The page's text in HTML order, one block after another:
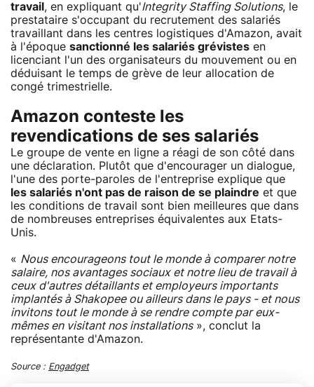
travail , en expliquant qu'Integrity Staffing Solutions, le
prestataire s'occupant du recrutement des salariés
travaillant dans les centres logistiques d'Amazon, avait
à l'époque sanctionné les salariés grévistes en
licenciant l'un des organisateurs du mouvement ou en
déduisant le temps de grève de leur allocation de
congé trimestrielle.
Amazon conteste les
revendications de ses salariés
Le groupe de vente en ligne a réagi de son côté dans
une déclaration. Plutôt que d'encourager un dialogue,
l'une des porte-paroles de l'entreprise explique que
les salariés n'ont pas de raison de se plaindre et que
les conditions de travail sont bien meilleures que dans
de nombreuses entreprises équivalentes aux Etats-
Unis.
« Nous encourageons tout le monde à comparer notre
salaire, nos avantages sociaux et notre lieu de travail à
ceux d'autres détaillants et employeurs importants
implantés à Shakopee ou ailleurs dans le pays - et nous
invitons tout le monde à se rendre compte par eux-
mêmes en visitant nos installations», conclut la
représentante d'Amazon.
Source : Engadget